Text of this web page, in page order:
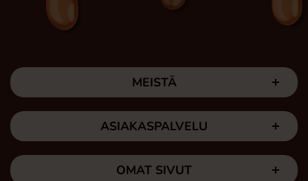
MEISTÄ
ASIAKASPALVELU
OMAT SIVUT